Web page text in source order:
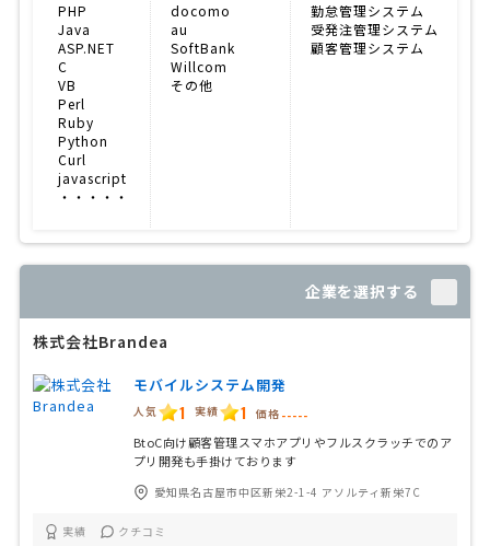
PHP
Java
ASP.NET
C
VB
Perl
Ruby
Python
Curl
javascript
・・・・・
docomo
au
SoftBank
Willcom
その他
勤怠管理システム
受発注管理システム
顧客管理システム
企業を選択する
株式会社Brandea
モバイルシステム開発
人気 1 実績 1 価格 -----
BtoC向け顧客管理スマホアプリやフルスクラッチでのア
プリ開発も手掛けております
愛知県名古屋市中区新栄2-1-4 アソルティ新栄7C
実績 クチコミ